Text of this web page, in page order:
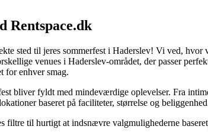
Rentspace.dk
sted til jeres sommerfest i Haderslev! Vi ved,
venues i Haderslev-området, der passer
for enhver smag.
bliver fyldt med mindeværdige oplevelser. Fra
baseret på faciliteter, størrelse og
filtre til hurtigt at indsnævre valgmulighederne